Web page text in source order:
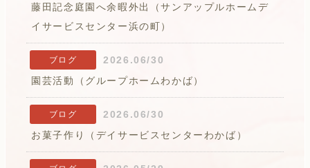
藤田記念庭園へ余暇外出（サンアップルホームデ
イサービスセンター浜の町）
ブログ
2026.06/30
園芸活動（グループホームわかば）
ブログ
2026.06/30
お菓子作り（デイサービスセンターわかば）